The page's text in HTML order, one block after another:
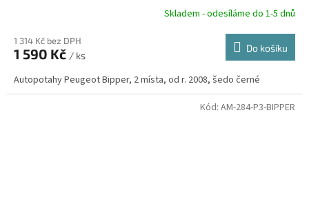
R
Skladem - odesíláme do 1-5 dnů
1 314 Kč bez DPH
1 590 Kč / ks
Do košíku
Autopotahy Peugeot Bipper, 2 místa, od r. 2008, šedo černé
Kód: AM-284-P3-BIPPER